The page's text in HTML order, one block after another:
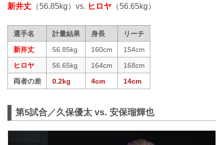
新井丈 （56.85kg）vs. ヒロヤ （56.65kg）
選手名 計量結果 身長
リーチ
新井丈
56.85kg 160cm
154cm
ヒロヤ
56.65kg 164cm
168cm
両者の差
0.2kg 4cm 14cm
第5試合／久保優太 vs. 安保瑠輝也